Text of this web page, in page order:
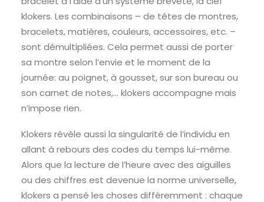
klokers. Les combinaisons – de têtes de montres,
bracelets, matières, couleurs, accessoires, etc. –
sont démultipliées. Cela permet aussi de porter
sa montre selon l’envie et le moment de la
journée: au poignet, à gousset, sur son bureau ou
son carnet de notes,… klokers accompagne mais
n’impose rien.
Klokers révèle aussi la singularité de l’individu en
allant à rebours des codes du temps lui-même.
Alors que la lecture de l’heure avec des aiguilles
ou des chiffres est devenue la norme universelle,
klokers a pensé les choses différemment : chaque